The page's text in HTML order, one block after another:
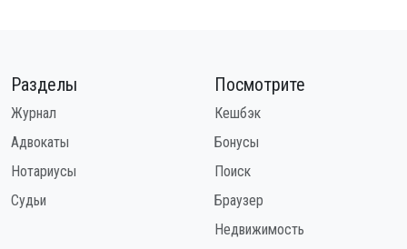
Разделы
Журнал
Адвокаты
Нотариусы
Судьи
Посмотрите
Кешбэк
Бонусы
Поиск
Браузер
Недвижимость